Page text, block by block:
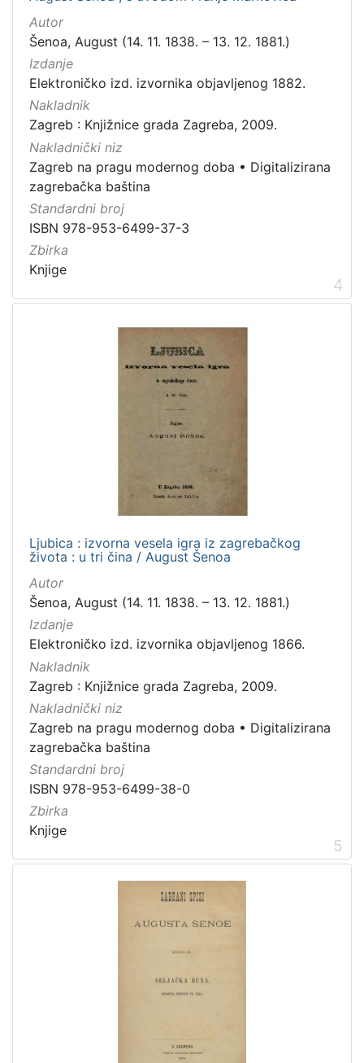
Autor
Šenoa, August (14. 11. 1838. – 13. 12. 1881.)
Izdanje
Elektroničko izd. izvornika objavljenog 1882.
Nakladnik
Zagreb : Knjižnice grada Zagreba, 2009.
Nakladnički niz
Zagreb na pragu modernog doba • Digitalizirana
zagrebačka baština
Standardni broj
ISBN 978-953-6499-37-3
Zbirka
Knjige
4
Ljubica : izvorna vesela igra iz zagrebačkog
života : u tri čina / August Šenoa
Autor
Šenoa, August (14. 11. 1838. – 13. 12. 1881.)
Izdanje
Elektroničko izd. izvornika objavljenog 1866.
Nakladnik
Zagreb : Knjižnice grada Zagreba, 2009.
Nakladnički niz
Zagreb na pragu modernog doba • Digitalizirana
zagrebačka baština
Standardni broj
ISBN 978-953-6499-38-0
Zbirka
Knjige
5